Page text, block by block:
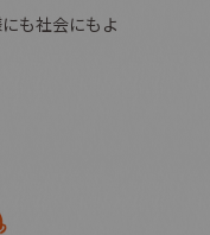
も社会にもよ